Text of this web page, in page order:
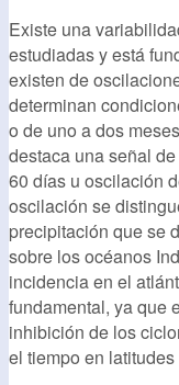
Existe una
estudiadas y está
existen de
determinan
o de uno a dos
destaca una señal
60 días u oscilación
oscilación se
precipitación que se
sobre los océanos
incidencia en el
fundamental, ya que
inhibición de los
el tiempo en